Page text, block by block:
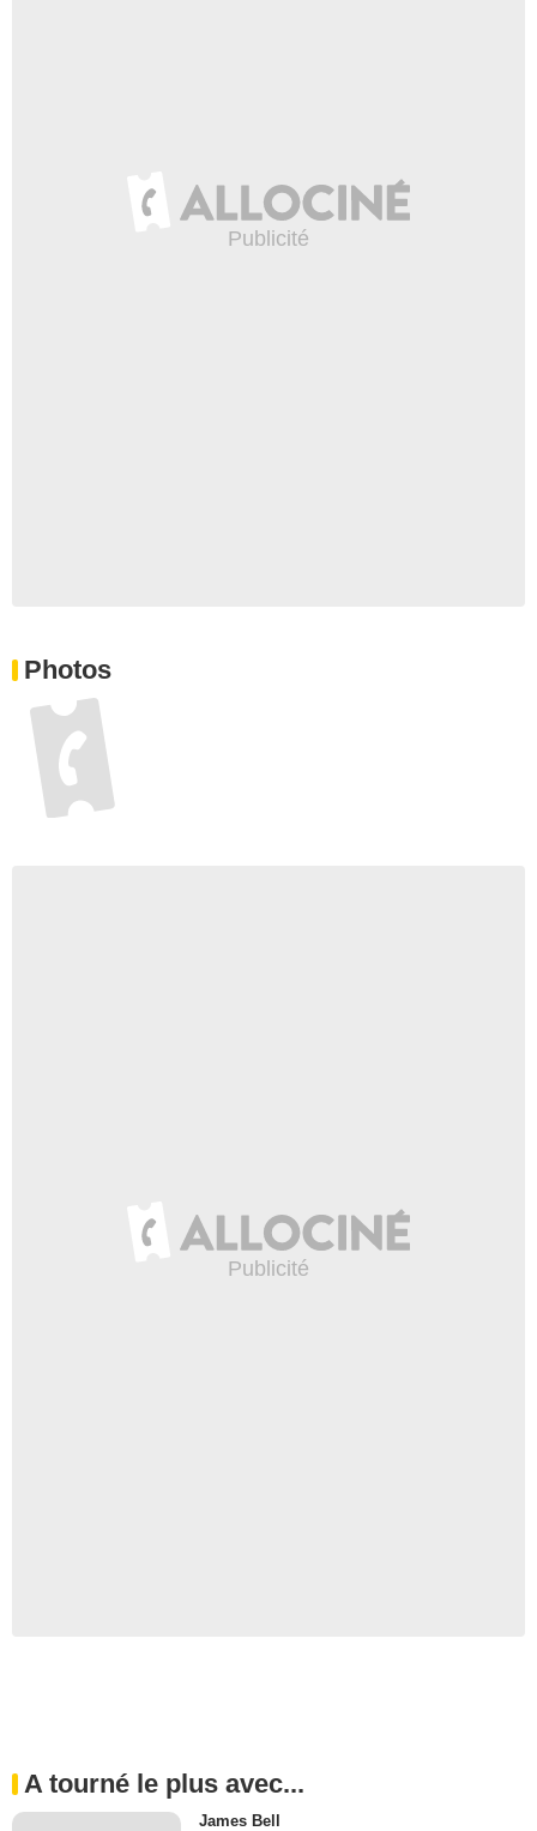
Photos
A tourné le plus avec...
James Bell